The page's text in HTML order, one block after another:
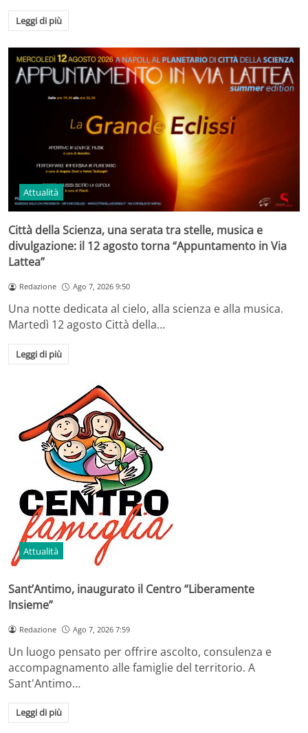
Leggi di più
Attualità
Città della Scienza, una serata tra stelle, musica e
divulgazione: il 12 agosto torna “Appuntamento in Via
Lattea”
Redazione Ago 7, 2026 9:50
Una notte dedicata al cielo, alla scienza e alla musica.
Martedì 12 agosto Città della…
Leggi di più
Attualità
Sant’Antimo, inaugurato il Centro “Liberamente
Insieme”
Redazione Ago 7, 2026 7:59
Un luogo pensato per offrire ascolto, consulenza e
accompagnamento alle famiglie del territorio. A
Sant'Antimo…
Leggi di più